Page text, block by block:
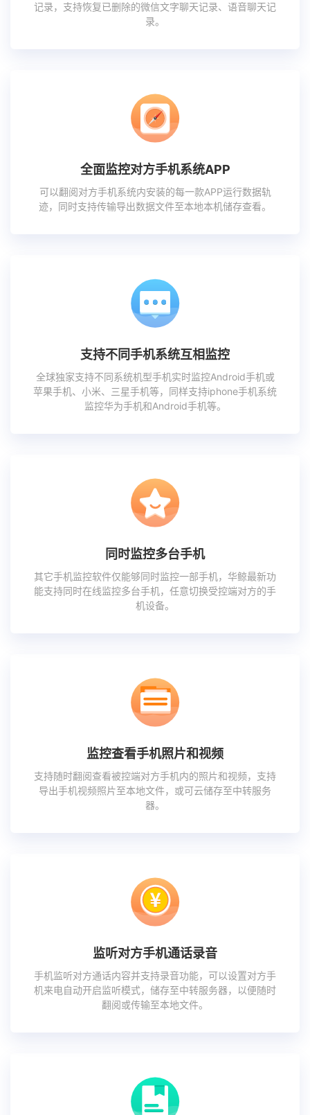
记录，支持恢复已删除的微信文字聊天记录、语音聊天记
录。
全面监控对方手机系统APP
可以翻阅对方手机系统内安装的每一款APP运行数据轨
迹，同时支持传输导出数据文件至本地本机储存查看。
支持不同手机系统互相监控
全球独家支持不同系统机型手机实时监控Android手机或
苹果手机、小米、三星手机等，同样支持iphone手机系统
监控华为手机和Android手机等。
同时监控多台手机
其它手机监控软件仅能够同时监控一部手机，华鲸最新功
能支持同时在线监控多台手机，任意切换受控端对方的手
机设备。
监控查看手机照片和视频
支持随时翻阅查看被控端对方手机内的照片和视频，支持
导出手机视频照片至本地文件，或可云储存至中转服务
器。
监听对方手机通话录音
手机监听对方通话内容并支持录音功能，可以设置对方手
机来电自动开启监听模式，储存至中转服务器，以便随时
翻阅或传输至本地文件。